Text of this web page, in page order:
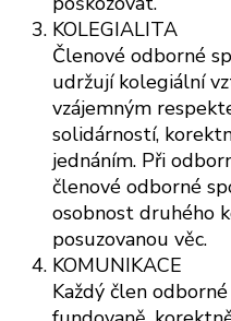
KOLEGIALITA
Členové odborné
udržují kolegiální
vzájemným
solidárností,
jednáním. Při
členové odborné
osobnost druhého
posuzovanou věc.
KOMUNIKACE
Každý člen